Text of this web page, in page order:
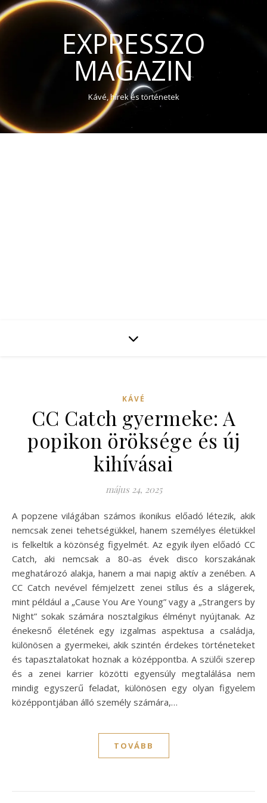
EXPRESSZO
MAGAZIN
Kávé, hírek és történetek
KÁVÉ
CC Catch gyermeke: A
popikon öröksége és új
kihívásai
május 24, 2025
A popzene világában számos ikonikus előadó létezik, akik
nemcsak zenei tehetségükkel, hanem személyes életükkel
is felkeltik a közönség figyelmét. Az egyik ilyen előadó CC
Catch, aki nemcsak a 80-as évek disco korszakának
meghatározó alakja, hanem a mai napig aktív a zenében. A
CC Catch nevével fémjelzett zenei stílus és a slágerek,
mint például a „Cause You Are Young” vagy a „Strangers by
Night” sokak számára nosztalgikus élményt nyújtanak. Az
énekesnő életének egy izgalmas aspektusa a családja,
különösen a gyermekei, akik szintén érdekes történeteket
és tapasztalatokat hoznak a középpontba. A szülői szerep
és a zenei karrier közötti egyensúly megtalálása nem
mindig egyszerű feladat, különösen egy olyan figyelem
középpontjában álló személy számára,…
TOVÁBB